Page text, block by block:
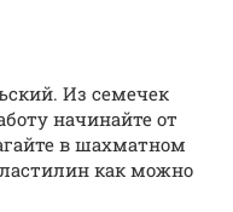
Из семечек
начинайте от
в шахматном
как можно